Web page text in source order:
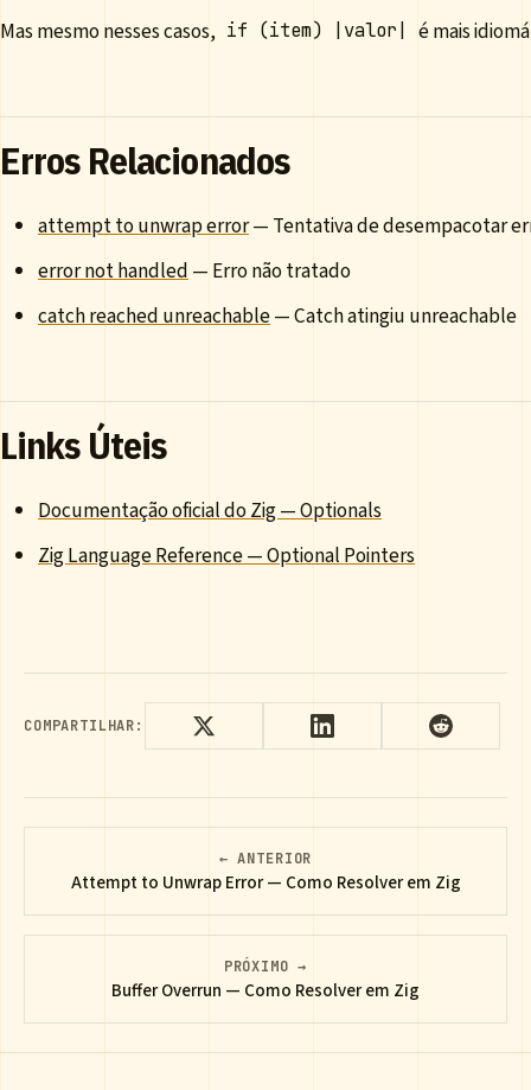
Mas mesmo nesses casos, if (item) |valor| é mais
Erros Relacionados
attempt to unwrap error— Tentativa de desempacotar
error not handled — Erro não tratado
catch reached unreachable— Catch atingiu unreachable
Links Úteis
Documentação oficial do Zig — Optionals
Zig Language Reference — Optional Pointers
COMPARTILHAR:
← ANTERIOR
Attempt to Unwrap Error — Como Resolver em Zig
PRÓXIMO →
Buffer Overrun — Como Resolver em Zig